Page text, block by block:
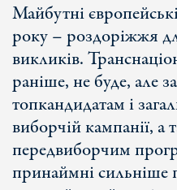
Майбутні
року – роздоріжжя
викликів.
раніше, не буде, але
топкандидатам і
виборчій кампанії, а
передвиборчим
принаймні сильніше